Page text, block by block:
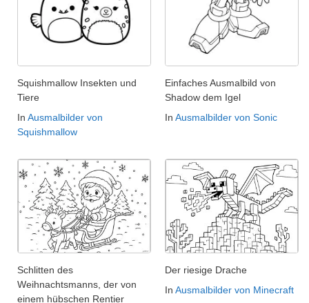
Squishmallow Insekten und
Tiere
In Ausmalbilder von
Squishmallow
Einfaches Ausmalbild von
Shadow dem Igel
In Ausmalbilder von Sonic
Schlitten des
Weihnachtsmanns, der von
einem hübschen Rentier
Der riesige Drache
In Ausmalbilder von Minecraft